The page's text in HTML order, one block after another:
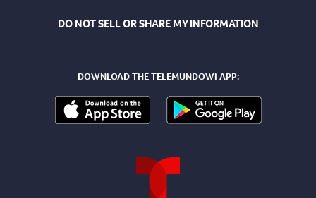
DO NOT SELL OR SHARE MY INFORMATION
DOWNLOAD THE TELEMUNDOWI APP: